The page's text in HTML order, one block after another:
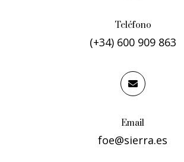
Teléfono
(+34) 600 909 863

Email
foe@sierra.es